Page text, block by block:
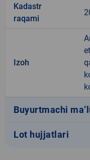
Kadastr
raqami
Izoh
Buyurtmachi
Lot hujjatlari